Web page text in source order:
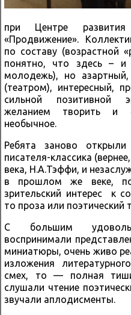
при Центре
«Продвижение».
по составу (возрастной
понятно, что здесь –
молодежь), но
(театром), интересный,
сильной позитивной
желанием творить и
необычное.
Ребята заново
писателя-классика
века, Н.А.Тэффи, и
в прошлом же веке,
зрительский интерес к
то проза или поэтический
С большим
воспринимали
миниатюры, очень живо
изложения
смех, то — полная
слушали чтение
звучали аплодисменты.